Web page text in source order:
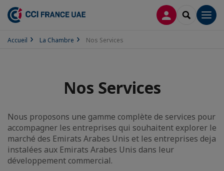
CONNEXION
Accueil La Chambre Nos Services
Nos Services
Nous proposons une gamme complète de services pour
accompagner les entreprises qui souhaitent explorer le
marché des Emirats Arabes Unis et les entreprises deja
instalées aux Emirats Arabes Unis dans leur
développement commercial.